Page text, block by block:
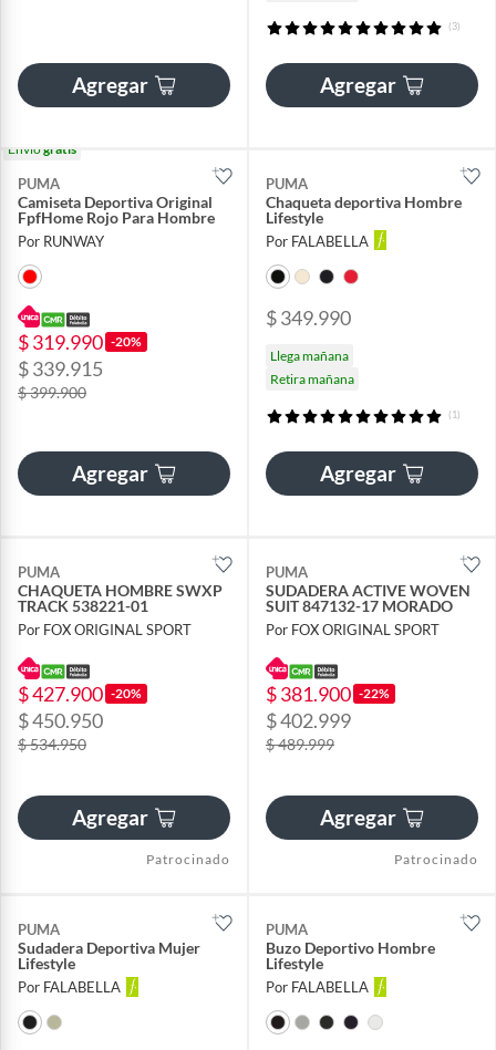
Agregar
(3)
Agregar
Envíogratis
PUMA
Camiseta Deportiva Original
FpfHome Rojo Para Hombre
Por RUNWAY
$ 319.990 -20%
$ 339.915
$ 399.900
Agregar
PUMA
Chaqueta deportiva Hombre
Lifestyle
Por FALABELLA
$ 349.990
Llega mañana
Retira mañana
(1)
Agregar
PUMA
CHAQUETA HOMBRE SWXP
TRACK 538221-01
Por FOX ORIGINAL SPORT
$ 427.900 -20%
$ 450.950
$ 534.950
Agregar
Patrocinado
PUMA
SUDADERA ACTIVE WOVEN
SUIT 847132-17 MORADO
Por FOX ORIGINAL SPORT
$ 381.900 -22%
$ 402.999
$ 489.999
Agregar
Patrocinado
PUMA
Sudadera Deportiva Mujer
Lifestyle
Por FALABELLA
PUMA
Buzo Deportivo Hombre
Lifestyle
Por FALABELLA